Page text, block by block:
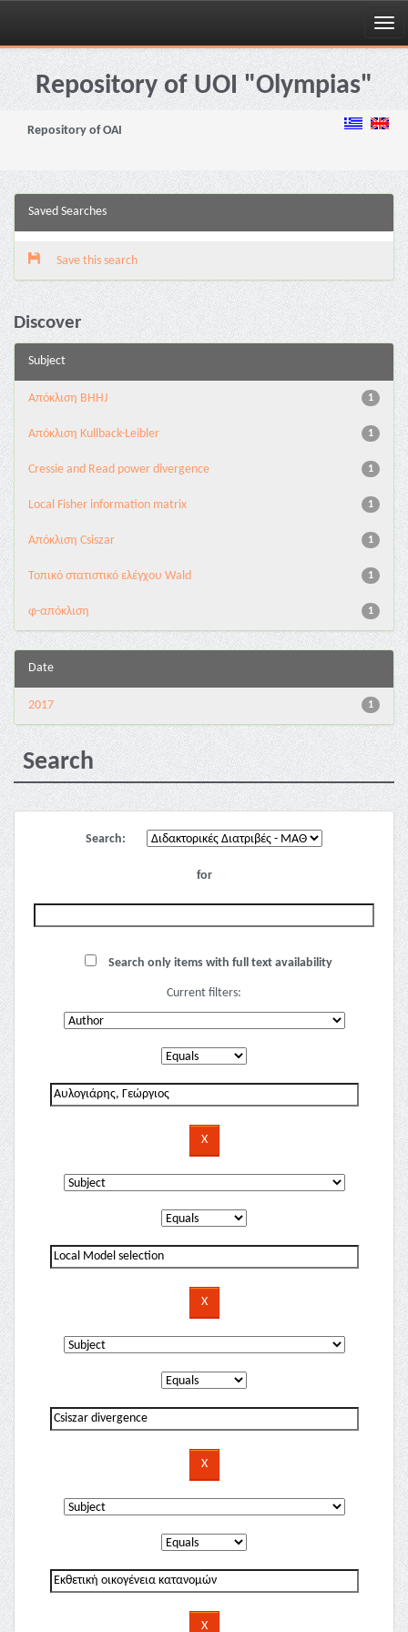
Skip
navigationRepository of UOI "Olympias"
Repository of OAI
Saved Searches
Save this search
Discover
Subject
1
Aπόκλιση BHHJ
1
Aπόκλιση Kullback-Leibler
1
Cressie and Read power divergence
1
Local Fisher information matrix
1
Απόκλιση Csiszar
1
Τοπικό στατιστικό ελέγχου Wald
1
φ-απόκλιση
Date
1
2017
Search
Search:
for
Search only items with full text availability
Current filters: